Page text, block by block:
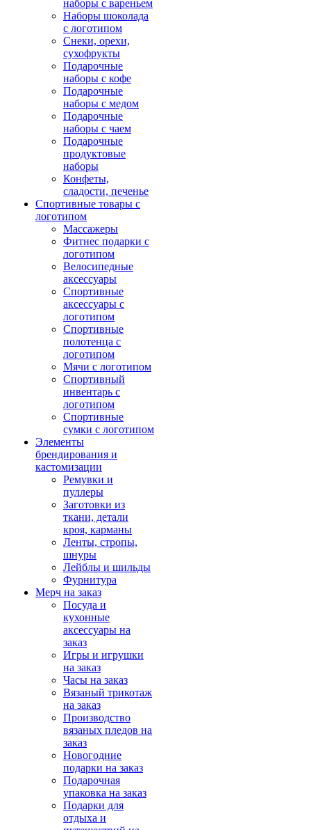
наборы с вареньем
Наборы шоколада
с логотипом
Снеки, орехи,
сухофрукты
Подарочные
наборы с кофе
Подарочные
наборы с медом
Подарочные
наборы с чаем
Подарочные
продуктовые
наборы
Конфеты,
сладости, печенье
Спортивные товары с
логотипом
Массажеры
Фитнес подарки с
логотипом
Велосипедные
аксессуары
Спортивные
аксессуары с
логотипом
Спортивные
полотенца с
логотипом
Мячи с логотипом
Спортивный
инвентарь с
логотипом
Спортивные
сумки с логотипом
Элементы
брендирования и
кастомизации
Ремувки и
пуллеры
Заготовки из
ткани, детали
кроя, карманы
Ленты, стропы,
шнуры
Лейблы и шильды
Фурнитура
Мерч на заказ
Посуда и
кухонные
аксессуары на
заказ
Игры и игрушки
на заказ
Часы на заказ
Вязаный трикотаж
на заказ
Производство
вязаных пледов на
заказ
Новогодние
подарки на заказ
Подарочная
упаковка на заказ
Подарки для
отдыха и